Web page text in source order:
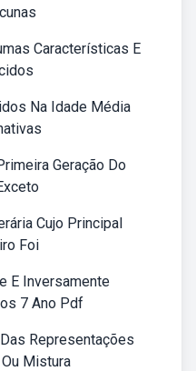
Características E
Na Idade Média
Geração Do
Cujo Principal
Foi
E Inversamente
7 Ano Pdf
Representações
Mistura